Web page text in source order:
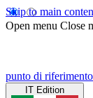
Skip to main
Open menu Close
punto di
IT Edition